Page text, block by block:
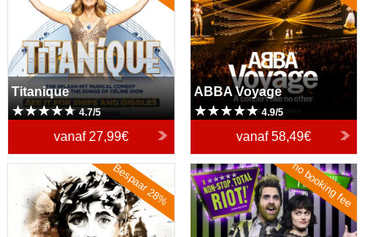
Titanique
4.7/5
vanaf 27,99€
ABBA Voyage
4.9/5
vanaf58,49€
Oliver! Bespaar 28% Beetlejuice The Musical
no booking fee